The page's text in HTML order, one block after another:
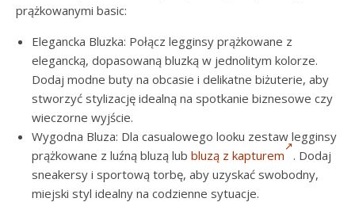
prążkowanymi basic:
Elegancka Bluzka: Połącz legginsy prążkowane z
elegancką, dopasowaną bluzką w jednolitym kolorze.
Dodaj modne buty na obcasie i delikatne biżuterie, aby
stworzyć stylizację idealną na spotkanie biznesowe czy
wieczorne wyjście.
Wygodna Bluza: Dla casualowego looku zestaw legginsy
prążkowane z luźną bluzą lub bluzą z kapturem
. Dodaj
sneakersy i sportową torbę, aby uzyskać swobodny,
miejski styl idealny na codzienne sytuacje.